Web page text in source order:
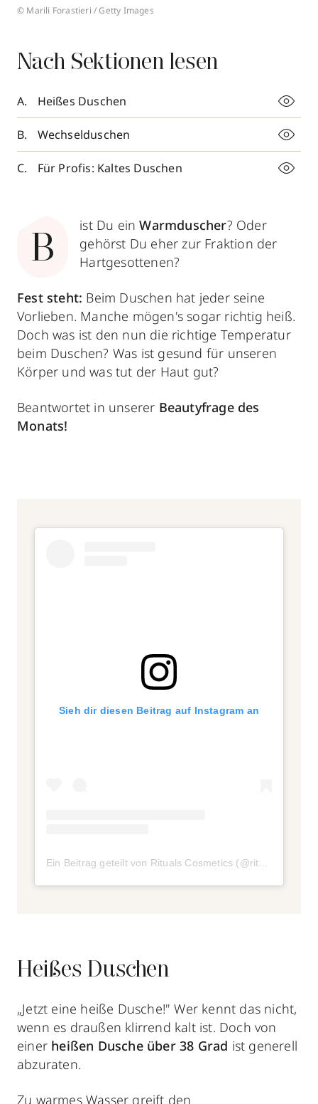
© Marili Forastieri / Getty Images
Nach Sektionen lesen
Heißes Duschen
Wechselduschen
Für Profis: Kaltes Duschen
B
ist Du einWarmduscher? Oder
gehörst Du eher zur Fraktion der
Hartgesottenen?
Fest steht: Beim Duschen hat jeder seine
Vorlieben. Manche mögen's sogar richtig heiß.
Doch was ist den nun die richtige Temperatur
beim Duschen? Was ist gesund für unseren
Körper und was tut der Haut gut?
Beantwortet in unserer Beautyfrage des
Monats!
Sieh dir diesen Beitrag auf Instagram an
Heißes Duschen
„Jetzt eine heiße Dusche!" Wer kennt das nicht,
wenn es draußen klirrend kalt ist. Doch von
einer heißen Dusche über 38 Grad ist generell
abzuraten.
Zu warmes Wasser greift den